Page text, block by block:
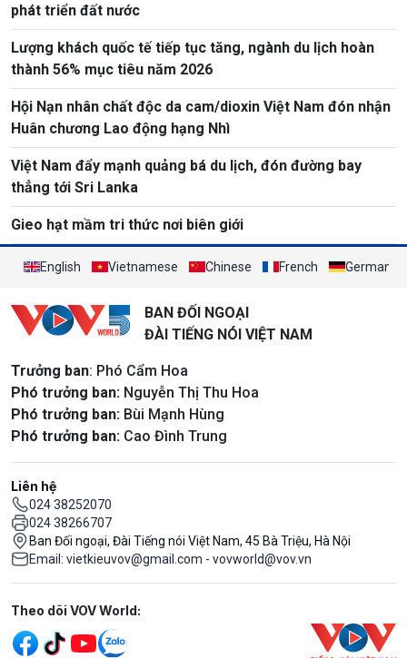
phát triển đất nước
Lượng khách quốc tế tiếp tục tăng, ngành du lịch hoàn
thành 56% mục tiêu năm 2026
Hội Nạn nhân chất độc da cam/dioxin Việt Nam đón nhận
Huân chương Lao động hạng Nhì
Việt Nam đẩy mạnh quảng bá du lịch, đón đường bay
thẳng tới Sri Lanka
Gieo hạt mầm tri thức nơi biên giới
English Vietnamese Chinese French German
BAN ĐỐI NGOẠI
ĐÀI TIẾNG NÓI VIỆT NAM
Trưởng ban: Phó Cẩm Hoa
Phó trưởng ban: Nguyễn Thị Thu Hoa
Phó trưởng ban: Bùi Mạnh Hùng
Phó trưởng ban: Cao Đình Trung
Liên hệ
024 38252070
024 38266707
Ban Đối ngoại, Đài Tiếng nói Việt Nam, 45 Bà Triệu, Hà Nội
Email: vietkieuvov@gmail.com - vovworld@vov.vn
Mạng xã hội
Theo dõi VOV World: